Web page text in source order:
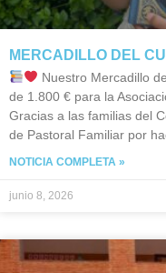
MERCADILLO DEL
Nuestro Mercadillo
de 1.800 € para la
Gracias a las familias del
de Pastoral Familiar por
NOTICIA COMPLETA »
junio 8, 2026